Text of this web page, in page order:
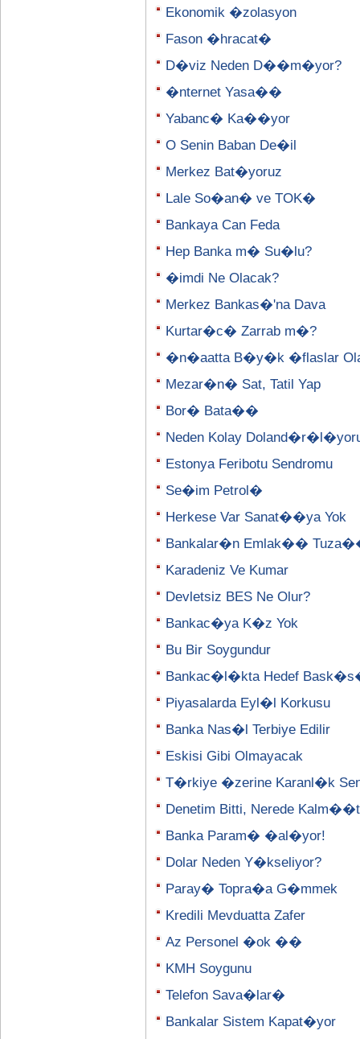
Ekonomik �zolasyon
Fason �hracat�
D�viz Neden D��m�yor?
�nternet Yasa��
Yabanc� Ka��yor
O Senin Baban De�il
Merkez Bat�yoruz
Lale So�an� ve TOK�
Bankaya Can Feda
Hep Banka m� Su�lu?
�imdi Ne Olacak?
Merkez Bankas�'na Dava
Kurtar�c� Zarrab m�?
�n�aatta B�y�k �flaslar
Mezar�n� Sat, Tatil Yap
Bor� Bata��
Neden Kolay
Estonya Feribotu Sendromu
Se�im Petrol�
Herkese Var Sanat��ya Yok
Bankalar�n Emlak��
Karadeniz Ve Kumar
Devletsiz BES Ne Olur?
Bankac�ya K�z Yok
Bu Bir Soygundur
Bankac�l�kta Hedef
Piyasalarda Eyl�l Korkusu
Banka Nas�l Terbiye Edilir
Eskisi Gibi Olmayacak
T�rkiye �zerine Karanl�k
Denetim Bitti, Nerede
Banka Param� �al�yor!
Dolar Neden Y�kseliyor?
Paray� Topra�a G�mmek
Kredili Mevduatta Zafer
Az Personel �ok ��
KMH Soygunu
Telefon Sava�lar�
Bankalar Sistem Kapat�yor